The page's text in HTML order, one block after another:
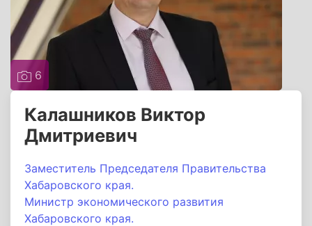
6
Калашников Виктор
Дмитриевич
Заместитель Председателя Правительства
Хабаровского края.
Министр экономического развития
Хабаровского края.